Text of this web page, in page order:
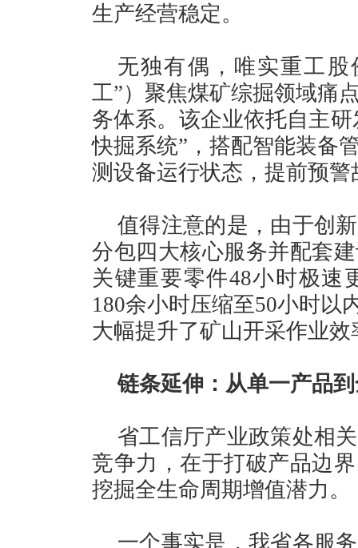
生产经营稳定。
无独有偶，唯实重工
工”）聚焦煤矿综掘领域痛
务体系。该企业依托自主
快掘系统”，搭配智能装备
测设备运行状态，提前预警
值得注意的是，由于创
分包四大核心服务并配套
关键重要零件48小时极速
180余小时压缩至50小时以
大幅提升了矿山开采作业效
链条延伸：从单一产品
省工信厅产业政策处相
竞争力，在于打破产品边
挖掘全生命周期增值潜力。
一个事实是，我省各服